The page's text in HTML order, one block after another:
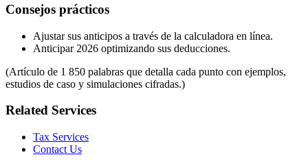
Consejos prácticos
Ajustar sus anticipos a través de la calculadora en línea.
Anticipar 2026 optimizando sus deducciones.
(Artículo de 1 850 palabras que detalla cada punto con ejemplos,
estudios de caso y simulaciones cifradas.)
Related Services
Tax Services
Contact Us